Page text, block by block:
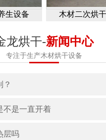
生设备 木材二次烘
龙烘干-新闻中心
专注于生产木材烘干设备
？
不是一直开着
层吗